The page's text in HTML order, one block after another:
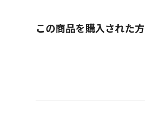
この商品を購入された